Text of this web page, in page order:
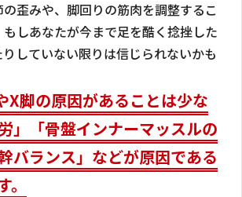
歪みや、脚回りの筋肉を調整するこ
しあなたが今まで足を酷く捻挫した
していない限りは信じられないかも
X脚の原因があることは少な
」「骨盤インナーマッスルの
バランス」などが原因である